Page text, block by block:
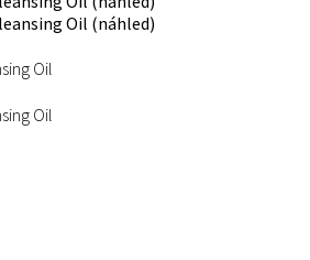
Oil
Oil